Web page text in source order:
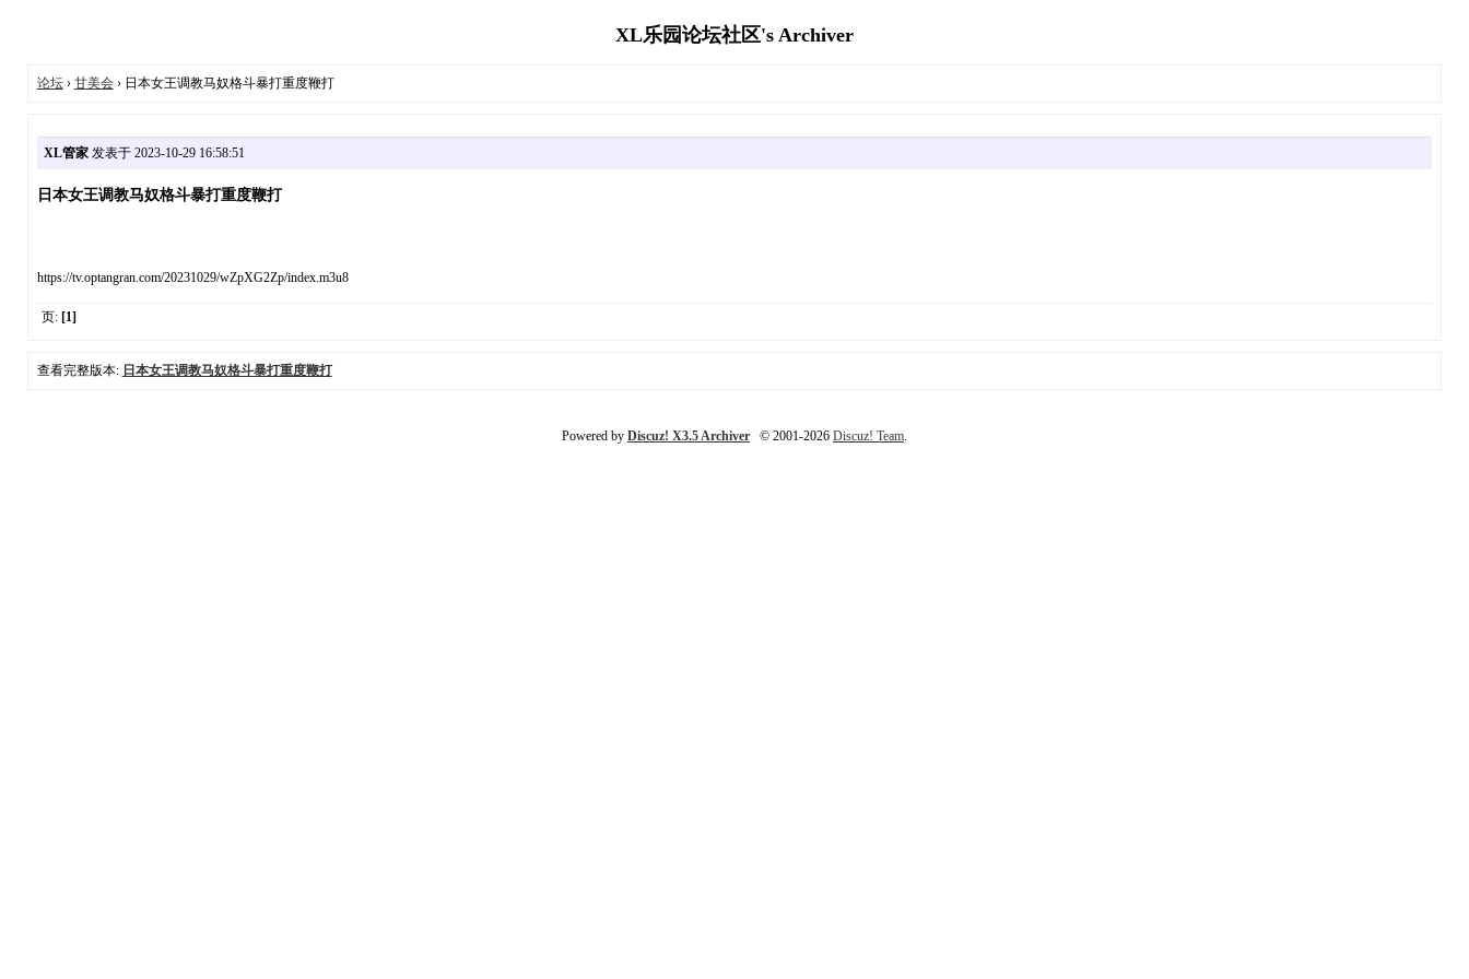
XL乐园论坛社区's Archiver
论坛› 甘美会› 日本女王调教马奴格斗暴打重度鞭打
XL管家发表于 2023-10-29 16:58:51
日本女王调教马奴格斗暴打重度鞭打
https://tv.optangran.com/20231029/wZpXG2Zp/index.m3u8
页: [1]
查看完整版本: 日本女王调教马奴格斗暴打重度鞭打
Powered by Discuz! X3.5 Archiver © 2001-2026 Discuz! Team.